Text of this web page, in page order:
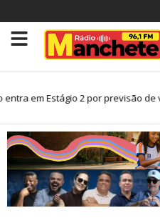
em Estágio 2 por previsão de